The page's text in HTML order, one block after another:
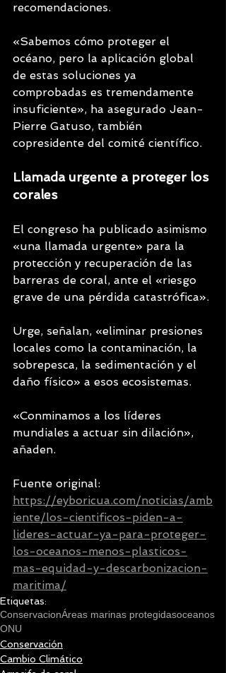
recomendaciones.
«Sabemos cómo proteger el
océano, pero la aplicación global
de estas soluciones ya
comprobadas es tremendamente
insuficiente», ha asegurado Jean-
Pierre Gatuso, también
copresidente del comité científico.
Llamada urgente a proteger los
corales
El congreso ha publicado asimismo
«una llamada urgente» para la
protección y recuperación de las
barreras de coral, ante el «riesgo
grave de una pérdida catastrófica».
Urge, señalan, «eliminar presiones
locales como la contaminación, la
sobrepesca, la sedimentación y el
daño físico» a esos ecosistemas.
«Conminamos a los líderes
mundiales a actuar sin dilación»,
añaden.
Fuente original:
https://eyboricua.com/noticias/amb
iente/los-cientificos-piden-a-
lideres-actuar-ya-para-proteger-
los-oceanos-menos-plasticos-
mas-equidad-y-descarbonizacion-
maritima/
Etiquetas:
ConservacionÁreas marinas protegidasoceanos
ONU
Conservación
Cambio Climático